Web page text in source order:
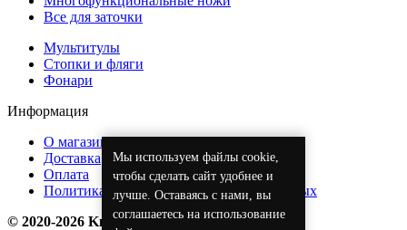
Мы используем файлы cookie,
чтобы сделать сайт удобнее и
лучше. Оставаясь с нами, вы
соглашаетесь на использование
Все для заточки
Мультитулы
Стопки и фляги
Фонари
Информация
О магазине
Доставка
Оплата
Политика обработки персональных данных
© 2020-2026 KnifeOpt.ru